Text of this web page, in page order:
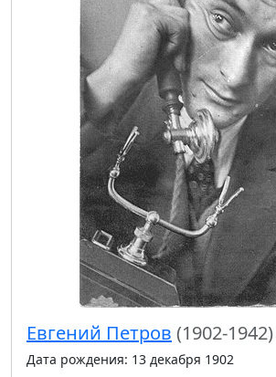
Евгений Петров (1902-1942)
Дата рождения: 13 декабря 1902